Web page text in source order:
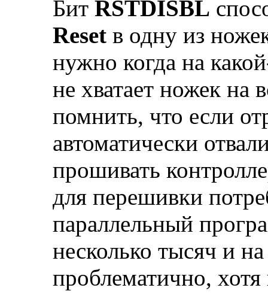
Бит RSTDISBL
Reset в одну из
нужно когда на
не хватает ножек на
помнить, что если
автоматически
прошивать
для перешивки
параллельный
несколько тысяч и на
проблематично,